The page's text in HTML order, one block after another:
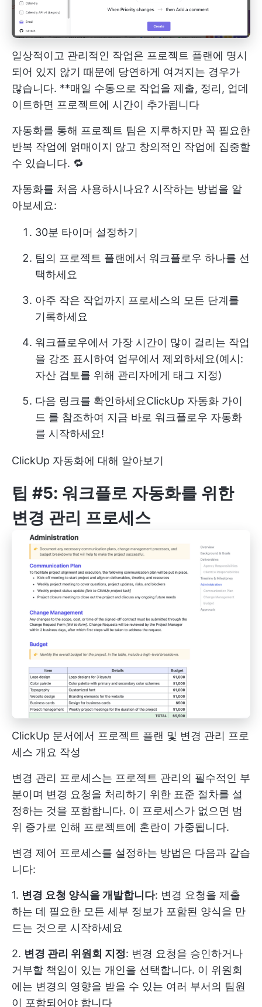
일상적이고 관리적인 작업은 프로젝트 플랜에 명시
되어 있지 않기 때문에 당연하게 여겨지는 경우가
많습니다. **매일 수동으로 작업을 제출, 정리, 업데
이트하면 프로젝트에 시간이 추가됩니다
자동화를 통해 프로젝트 팀은 지루하지만 꼭 필요한
반복 작업에 얽매이지 않고 창의적인 작업에 집중할
수 있습니다. 🔁
자동화를 처음 사용하시나요? 시작하는 방법을 알
아보세요:
30분 타이머 설정하기
팀의 프로젝트 플랜에서 워크플로우 하나를 선
택하세요
아주 작은 작업까지 프로세스의 모든 단계를
기록하세요
워크플로우에서 가장 시간이 많이 걸리는 작업
을 강조 표시하여 업무에서 제외하세요(예시:
자산 검토를 위해 관리자에게 태그 지정)
다음 링크를 확인하세요ClickUp 자동화 가이
드 를 참조하여 지금 바로 워크플로우 자동화
를 시작하세요!
ClickUp 자동화에 대해 알아보기
팁 #5: 워크플로 자동화를 위한
변경 관리 프로세스
ClickUp 문서에서 프로젝트 플랜 및 변경 관리 프로
세스 개요 작성
변경 관리 프로세스는 프로젝트 관리의 필수적인 부
분이며 변경 요청을 처리하기 위한 표준 절차를 설
정하는 것을 포함합니다. 이 프로세스가 없으면 범
위 증가로 인해 프로젝트에 혼란이 가중됩니다.
변경 제어 프로세스를 설정하는 방법은 다음과 같습
니다:
1. 변경 요청 양식을 개발합니다: 변경 요청을 제출
하는 데 필요한 모든 세부 정보가 포함된 양식을 만
드는 것으로 시작하세요
2. 변경 관리 위원회 지정: 변경 요청을 승인하거나
거부할 책임이 있는 개인을 선택합니다. 이 위원회
에는 변경의 영향을 받을 수 있는 여러 부서의 팀원
이 포함되어야 합니다